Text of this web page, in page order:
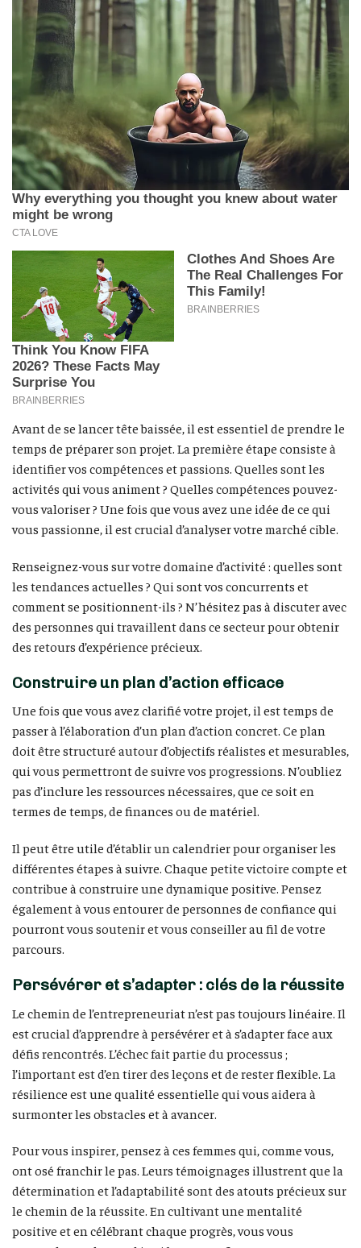
Avant de se lancer tête baissée, il est essentiel de prendre le
temps de préparer son projet. La première étape consiste à
identifier vos compétences et passions. Quelles sont les
activités qui vous animent ? Quelles compétences pouvez-
vous valoriser ? Une fois que vous avez une idée de ce qui
vous passionne, il est crucial d’analyser votre marché cible.
Renseignez-vous sur votre domaine d’activité : quelles sont
les tendances actuelles ? Qui sont vos concurrents et
comment se positionnent-ils ? N’hésitez pas à discuter avec
des personnes qui travaillent dans ce secteur pour obtenir
des retours d’expérience précieux.
Construire un plan d’action efficace
Une fois que vous avez clarifié votre projet, il est temps de
passer à l’élaboration d’un plan d’action concret. Ce plan
doit être structuré autour d’objectifs réalistes et mesurables,
qui vous permettront de suivre vos progressions. N’oubliez
pas d’inclure les ressources nécessaires, que ce soit en
termes de temps, de finances ou de matériel.
Il peut être utile d’établir un calendrier pour organiser les
différentes étapes à suivre. Chaque petite victoire compte et
contribue à construire une dynamique positive. Pensez
également à vous entourer de personnes de confiance qui
pourront vous soutenir et vous conseiller au fil de votre
parcours.
Persévérer et s’adapter : clés de la réussite
Le chemin de l’entrepreneuriat n’est pas toujours linéaire. Il
est crucial d’apprendre à persévérer et à s’adapter face aux
défis rencontrés. L’échec fait partie du processus ;
l’important est d’en tirer des leçons et de rester flexible. La
résilience est une qualité essentielle qui vous aidera à
surmonter les obstacles et à avancer.
Pour vous inspirer, pensez à ces femmes qui, comme vous,
ont osé franchir le pas. Leurs témoignages illustrent que la
détermination et l’adaptabilité sont des atouts précieux sur
le chemin de la réussite. En cultivant une mentalité
positive et en célébrant chaque progrès, vous vous